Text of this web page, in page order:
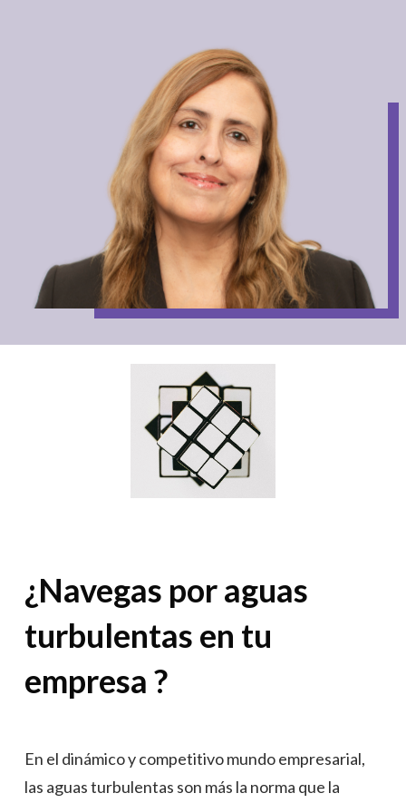
¿Navegas por aguas
turbulentas en tu
empresa ?
En el dinámico y competitivo mundo empresarial,
las aguas turbulentas son más la norma que la